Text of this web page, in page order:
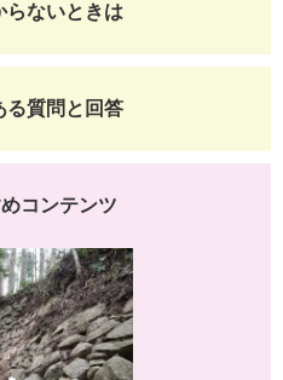
らないときは
る質問と回答
コンテンツ